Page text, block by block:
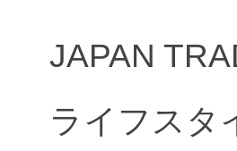
JAPAN
ライフスタ